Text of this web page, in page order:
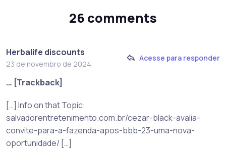
26 comments
Herbalife discounts
23 de novembro de 2024
Acesse para responder
… [Trackback]
[…] Info on that Topic:
salvadorentretenimento.com.br/cezar-black-avalia-
convite-para-a-fazenda-apos-bbb-23-uma-nova-
oportunidade/ […]